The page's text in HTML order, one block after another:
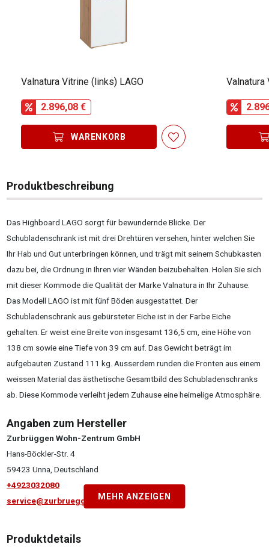
Valnatura Vitrine (links) LAGO
2.896,08 €
WARENKORB
Valnatura
Produktbeschreibung
Das Highboard LAGO sorgt für bewundernde Blicke. Der
Schubladenschrank ist mit drei Drehtüren versehen, hinter welchen Sie
Ihr Hab und Gut unterbringen können, und trägt mit seinem Schubkasten
dazu bei, die Ordnung in Ihren vier Wänden beizubehalten. Holen Sie sich
mit dieser Kommode die Qualität der Marke Valnatura in Ihr Zuhause.
Das Modell LAGO ist mit fünf Böden ausgestattet. Der
Schubladenschrank aus gebürsteter Eiche ist in der Farbe Eiche
gehalten. Er weist eine Breite von insgesamt 136,5 cm, eine Höhe von
138 cm sowie eine Tiefe von 39 cm auf. Das Gewicht beträgt im
aufgebauten Zustand 111 kg. Ausserdem runden die Fronten aus einem
weissen Material das ästhetische Gesamtbild des Schubladenschranks
ab. Diese Kommode verleiht jedem Zuhause eine heimelige Atmosphäre.
Angaben zum Hersteller
Zurbrüggen Wohn-Zentrum GmbH
Hans-Böckler-Str. 4
59423 Unna, Deutschland
+4923032080
service@zurbrueggen.deMEHR ANZEIGEN
Produktdetails